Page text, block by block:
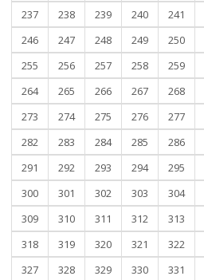
237
238 239 240 241
246
247 248 249 250
255
256 257 258 259
264
265 266 267 268
273
274 275 276 277
282
283 284 285 286
291
292 293 294 295
300
301 302 303 304
309
310 311 312 313
318
319 320 321 322
327
328 329 330 331